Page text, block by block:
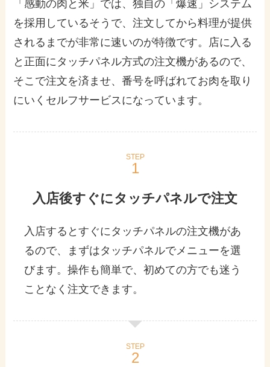
「感動の肉と米」では、独自の「爆速」システム
を採用しているそうで、注文してから料理が提供
されるまでが非常に速いのが特徴です。店に入る
と正面にタッチパネル方式の注文機があるので、
そこで注文を済ませ、番号を呼ばれてお肉を取り
にいくセルフサービスになっています。
STEP
入店後すぐにタッチパネルで注文
入店するとすぐにタッチパネルの注文機があ
るので、まずはタッチパネルでメニューを選
びます。操作も簡単で、初めての方でも迷う
ことなく注文できます。
STEP